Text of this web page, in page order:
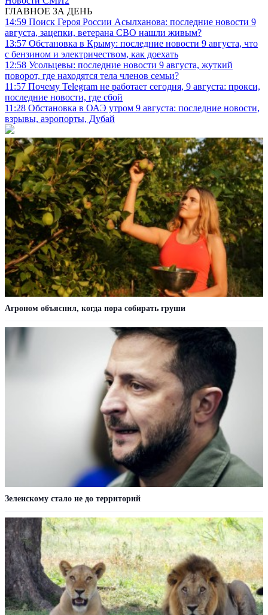
ГЛАВНОЕ ЗА ДЕНЬ
14:59 Поиск Героя России Асылханова: последние новости 9
августа, зацепки, ветерана СВО нашли живым?
13:57 Обстановка в Крыму: последние новости 9 августа, что
с бензином и электричеством, как доехать
12:58 Усольцевы: последние новости 9 августа, жуткий
поворот, где находятся тела членов семьи?
11:57 Почему Telegram не работает сегодня, 9 августа: прокси,
последние новости, где сбой
11:28 Обстановка в ОАЭ утром 9 августа: последние новости,
взрывы, аэропорты, Дубай
Агроном объяснил, когда пора собирать груши
Зеленскому стало не до территорий